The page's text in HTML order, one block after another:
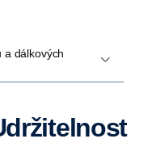
a dálkových